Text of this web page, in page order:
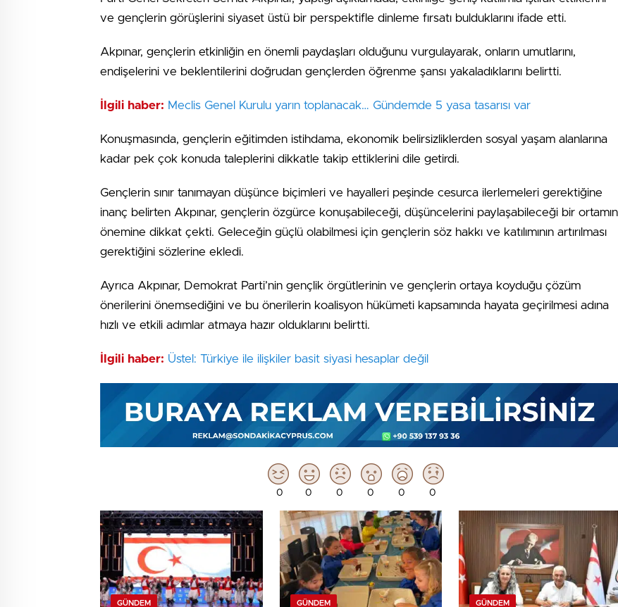
ve gençlerin görüşlerini siyaset üstü bir perspektifle dinleme fırsatı bulduklarını ifade etti.
Akpınar, gençlerin etkinliğin en önemli paydaşları olduğunu vurgulayarak, onların umutlarını,
endişelerini ve beklentilerini doğrudan gençlerden öğrenme şansı yakaladıklarını belirtti.
İlgili haber: Meclis Genel Kurulu yarın toplanacak… Gündemde 5 yasa tasarısı var
Konuşmasında, gençlerin eğitimden istihdama, ekonomik belirsizliklerden sosyal yaşam alanlarına
kadar pek çok konuda taleplerini dikkatle takip ettiklerini dile getirdi.
Gençlerin sınır tanımayan düşünce biçimleri ve hayalleri peşinde cesurca ilerlemeleri gerektiğine
inanç belirten Akpınar, gençlerin özgürce konuşabileceği, düşüncelerini paylaşabileceği bir ortamın
önemine dikkat çekti. Geleceğin güçlü olabilmesi için gençlerin söz hakkı ve katılımının artırılması
gerektiğini sözlerine ekledi.
Ayrıca Akpınar, Demokrat Parti’nin gençlik örgütlerinin ve gençlerin ortaya koyduğu çözüm
önerilerini önemsediğini ve bu önerilerin koalisyon hükümeti kapsamında hayata geçirilmesi adına
hızlı ve etkili adımlar atmaya hazır olduklarını belirtti.
İlgili haber: Üstel: Türkiye ile ilişkiler basit siyasi hesaplar değil
0 0 0 0 0 0
GÜNDEM GÜNDEM GÜNDEM